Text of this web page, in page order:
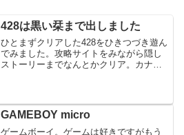
428は黒い栞まで出しました
ひとまずクリアした428をひきつづき遊ん
でみました。攻略サイトをみながら隠し
ストーリーまでなんとかクリア。カナン
しいものではありませ...
GAMEBOY micro
ゲームボーイ。ゲームは好きですがもう